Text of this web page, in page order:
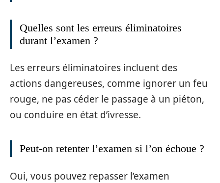
Quelles sont les erreurs éliminatoires
durant l’examen ?
Les erreurs éliminatoires incluent des
actions dangereuses, comme ignorer un feu
rouge, ne pas céder le passage à un piéton,
ou conduire en état d’ivresse.
Peut-on retenter l’examen si l’on échoue ?
Oui, vous pouvez repasser l’examen